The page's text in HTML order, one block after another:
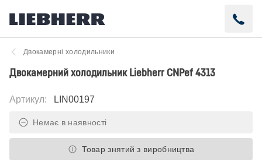
Двокамерні холодильники
Двокамерний холодильник Liebherr CNPef 4313
Артикул: LIN00197
Немає в наявності
Товар знятий з виробництва